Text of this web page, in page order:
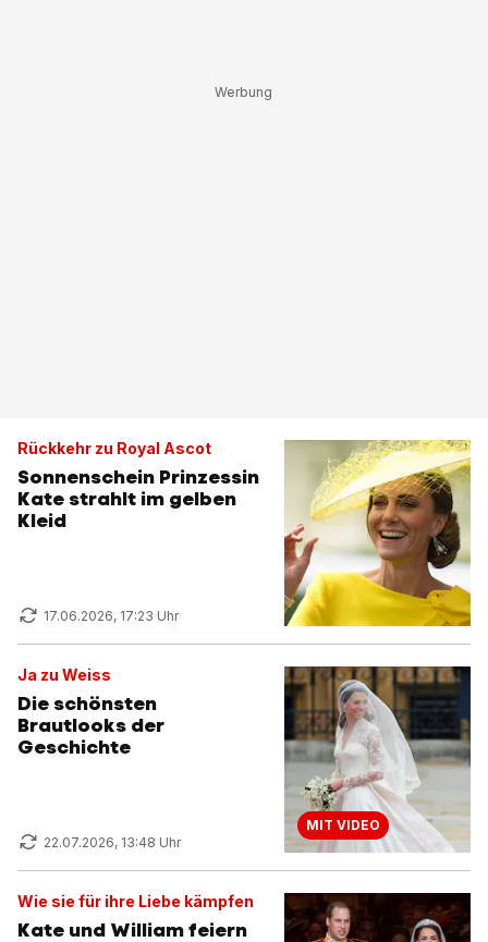
Rückkehr zu Royal Ascot
Sonnenschein Prinzessin
Kate strahlt im gelben
Kleid
17.06.2026, 17:23 Uhr
Ja zu Weiss
Die schönsten
Brautlooks der
Geschichte
22.07.2026, 13:48 Uhr
MIT VIDEO
Wie sie für ihre Liebe kämpfen
Kate und William feiern